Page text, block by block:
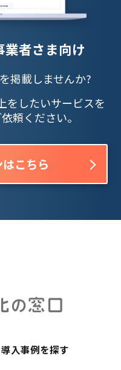
者さま向け
掲載しませんか?
をしたいサービスを
頼ください。
こちら
導入事例を探す